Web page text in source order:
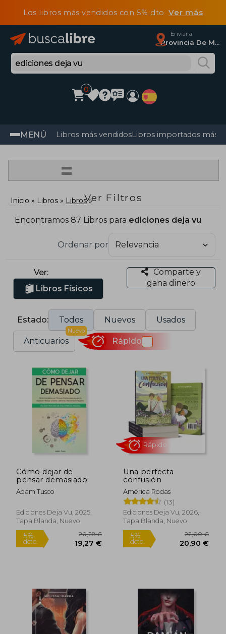
Los libros más vendidos con 5% dtoVer más
Enviar a
Provincia De Madrid
0
MENÚ Libros más vendidosLibros importados más
=
Ver Filtros
Inicio Libros Libros
Encontramos 87 Libros para ediciones deja vu
Ordenar por
Ver:
Libros Físicos
Comparte y
gana dinero
Estado: Todos Nuevos Usados
Anticuarios
Nuevo
Rápido
Cómo dejar de
pensar demasiado
Adam Tusco
Ediciones Deja Vu, 2025,
Tapa Blanda, Nuevo
5%
dcto. 19,27 €
Una perfecta
confusión
América Rodas
(13)
Ediciones Deja Vu, 2026,
Tapa Blanda, Nuevo
Rápido